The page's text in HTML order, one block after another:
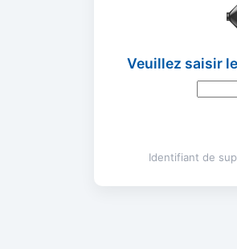
Veuillez saisir
Identifiant de